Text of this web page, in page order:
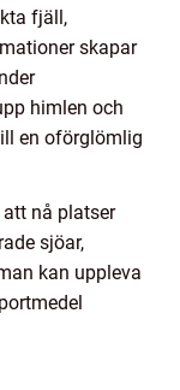
fjäll,
skapar
himlen och
en oförglömlig
nå platser
sjöar,
kan uppleva